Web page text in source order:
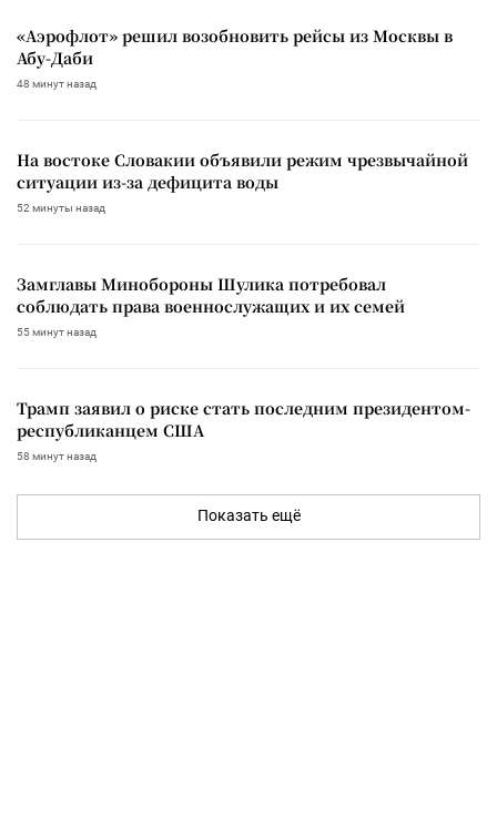
«Аэрофлот» решил возобновить рейсы из Москвы в
Абу-Даби
48 минут назад
На востоке Словакии объявили режим чрезвычайной
ситуации из-за дефицита воды
52 минуты назад
Замглавы Минобороны Шулика потребовал
соблюдать права военнослужащих и их семей
55 минут назад
Трамп заявил о риске стать последним президентом-
республиканцем США
58 минут назад
Показать ещё